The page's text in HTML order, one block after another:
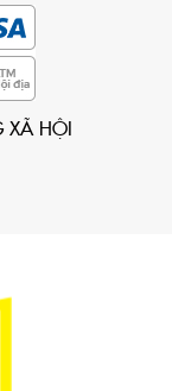
XÃ HỘI